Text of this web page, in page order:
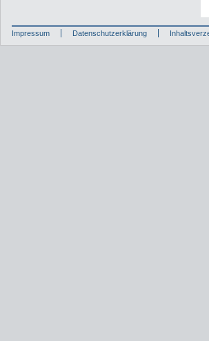
Impressum Datenschutzerklärung